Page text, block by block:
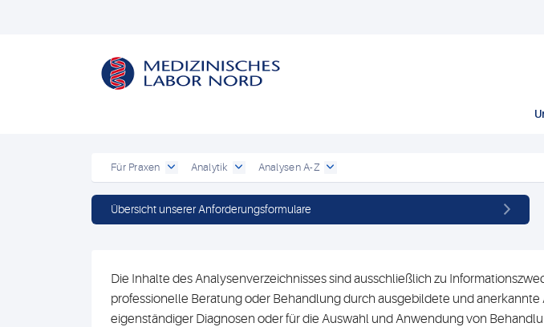
Für Praxen Analytik Analysen A-Z
Übersicht unserer Anforderungsformulare
Die Inhalte des Analysenverzeichnisses sind ausschließlich zu
professionelle Beratung oder Behandlung durch ausgebildete und
eigenständiger Diagnosen oder für die Auswahl und Anwendung von